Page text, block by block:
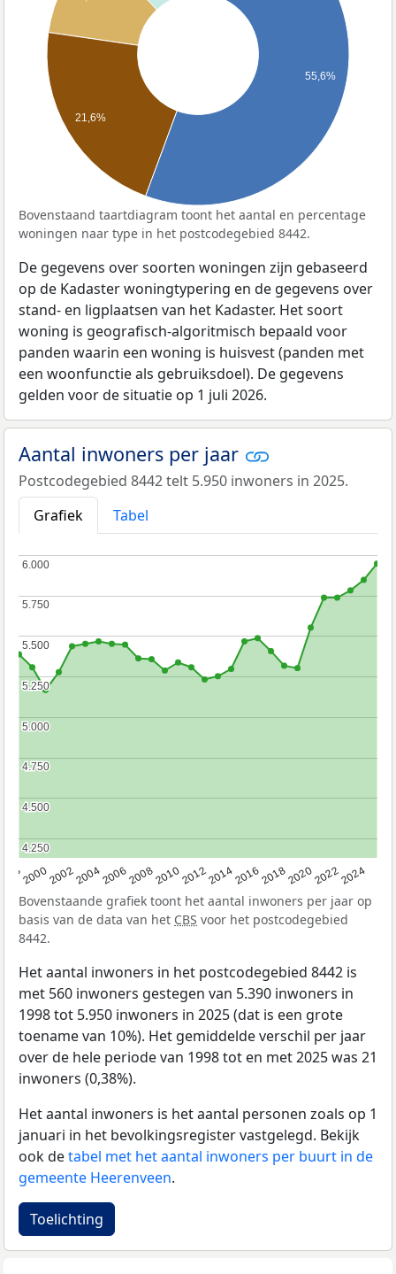
21,6%
55,6%
Bovenstaand taartdiagram toont het aantal en percentage
woningen naar type in het postcodegebied 8442.
De gegevens over soorten woningen zijn gebaseerd
op de Kadaster woningtypering en de gegevens over
stand- en ligplaatsen van het Kadaster. Het soort
woning is geografisch-algoritmisch bepaald voor
panden waarin een woning is huisvest (panden met
een woonfunctie als gebruiksdoel). De gegevens
gelden voor de situatie op 1 juli 2026.
Aantal inwoners per jaar
Postcodegebied 8442 telt 5.950 inwoners in 2025.
Grafiek
Tabel
2000200220042006200820102012201420162018202020222024
4.250
4.250
4.500
4.500
4.750
4.750
5.000
5.000
5.250
5.250
5.500
5.500
5.750
5.750
6.000
6.000
Bovenstaande grafiek toont het aantal inwoners per jaar op
basis van de data van het CBS voor het postcodegebied
8442.
Het aantal inwoners in het postcodegebied 8442 is
met 560 inwoners gestegen van 5.390 inwoners in
1998 tot 5.950 inwoners in 2025 (dat is een grote
toename van 10%). Het gemiddelde verschil per jaar
over de hele periode van 1998 tot en met 2025 was 21
inwoners (0,38%).
Het aantal inwoners is het aantal personen zoals op 1
januari in het bevolkingsregister vastgelegd. Bekijk
ook detabel met het aantal inwoners per buurt in de
gemeente Heerenveen.
Toelichting